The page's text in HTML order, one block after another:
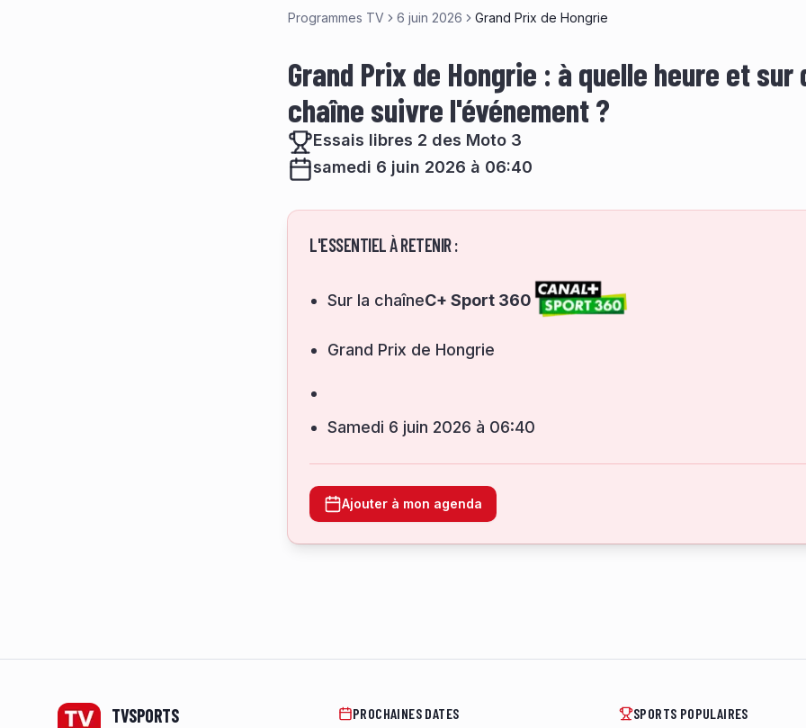
Programmes TV 6 juin 2026 Grand Prix de Hongrie
Grand Prix de Hongrie : à quelle heure et sur
chaîne suivre l'événement ?
Essais libres 2 des Moto 3
samedi 6 juin 2026 à 06:40
L'ESSENTIEL À RETENIR :
Sur la chaîneC+ Sport 360
Grand Prix de Hongrie
samedi 6 juin 2026 à 06:40
Ajouter à mon agenda
TVSPORTS PROCHAINES DATES SPORTS POPULAIRES